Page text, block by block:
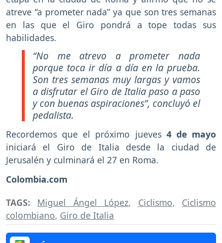
atreve “a prometer nada” ya que son tres semanas
en las que el Giro pondrá a tope todas sus
habilidades.
“No me atrevo a prometer nada
porque toca ir día a día en la prueba.
Son tres semanas muy largas y vamos
a disfrutar el Giro de Italia paso a paso
y con buenas aspiraciones”, concluyó el
pedalista.
Recordemos que el próximo jueves4 de mayo
iniciará el Giro de Italia desde la ciudad de
Jerusalén y culminará el 27 en Roma.
Colombia.com
TAGS: Miguel Ángel López, Ciclismo, Ciclismo
colombiano, Giro de Italia